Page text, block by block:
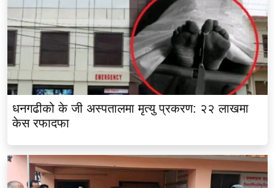
धनगढीको के जी अस्पतालमा मृत्यु प्रकरण: २२ लाखमा
केस रफादफा